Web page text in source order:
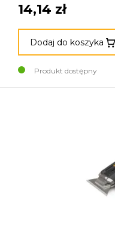
14,14 zł
Dodaj do koszyka
Produkt dostępny